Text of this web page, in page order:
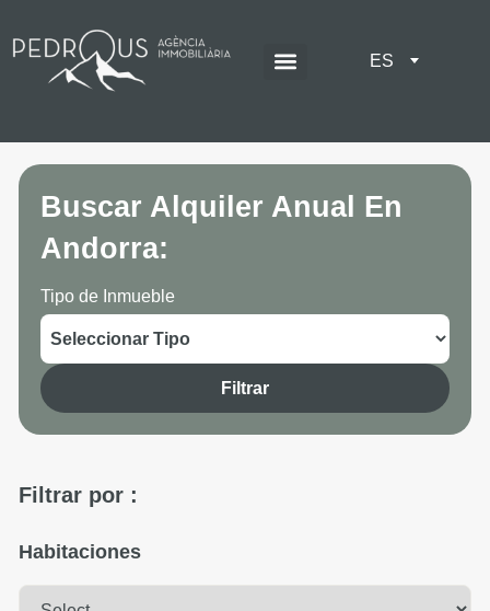
ES
Buscar Alquiler Anual En
Andorra:
Tipo de Inmueble
Filtrar
Filtrar por :
Habitaciones